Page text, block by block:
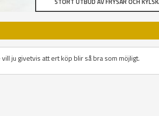
ju givetvis att ert köp blir så bra som möjligt.